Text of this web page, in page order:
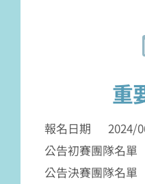
重
報名日期 2024/
公告初賽團隊名
公告決賽團隊名